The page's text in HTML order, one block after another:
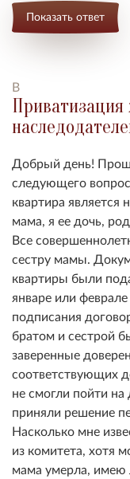
Показать ответ
В
Добрый день!
следующего
квартира является
мама, я ее дочь,
Все
сестру мамы.
квартиры были
январе или
подписания
братом и сестрой
заверенные
соответствующих
не смогли пойти на
приняли решение
Насколько мне
из комитета, хотя
мама умерла, имею